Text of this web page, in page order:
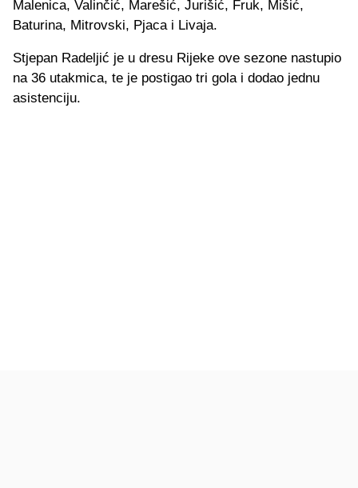
Malenica, Valinčić, Marešić, Jurišić, Fruk, Mišić,
Baturina, Mitrovski, Pjaca i Livaja.
Stjepan Radeljić je u dresu Rijeke ove sezone nastupio
na 36 utakmica, te je postigao tri gola i dodao jednu
asistenciju.